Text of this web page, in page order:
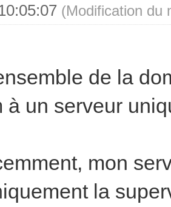
(Modification du
de la
à un serveur
mon
la